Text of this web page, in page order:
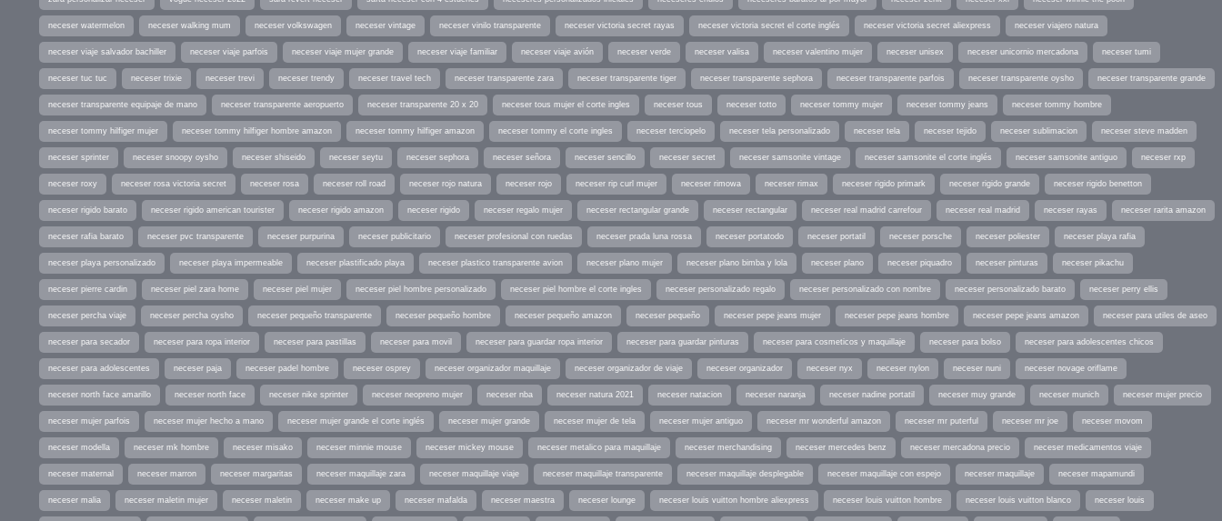
neceser watermelon neceser walking mum neceser volkswagen neceser vintage neceser vinilo transparente neceser victoria secret rayas neceser victoria secret el corte inglés neceser victoria secret aliexpress neceser viajero natura
neceser viaje salvador bachiller neceser viaje parfois neceser viaje mujer grande neceser viaje familiar neceser viaje avión neceser verde neceser valisa neceser valentino mujer neceser unisex neceser unicornio mercadona neceser tumi
neceser tuc tuc neceser trixie neceser trevi neceser trendy neceser travel tech neceser transparente zara neceser transparente tiger neceser transparente sephora neceser transparente parfois neceser transparente oysho neceser transparente grande
neceser transparente equipaje de mano neceser transparente aeropuerto neceser transparente 20 x 20 neceser tous mujer el corte ingles neceser tous neceser totto neceser tommy mujer neceser tommy jeans neceser tommy hombre
neceser tommy hilfiger mujer neceser tommy hilfiger hombre amazon neceser tommy hilfiger amazon neceser tommy el corte ingles neceser terciopelo neceser tela personalizado neceser tela neceser tejido neceser sublimacion neceser steve madden
neceser sprinter neceser snoopy oysho neceser shiseido neceser seytu neceser sephora neceser señora neceser sencillo neceser secret neceser samsonite vintage neceser samsonite el corte inglés neceser samsonite antiguo neceser rxp
neceser roxy neceser rosa victoria secret neceser rosa neceser roll road neceser rojo natura neceser rojo neceser rip curl mujer neceser rimowa neceser rimax neceser rigido primark neceser rigido grande neceser rigido benetton
neceser rigido barato neceser rigido american tourister neceser rigido amazon neceser rigido neceser regalo mujer neceser rectangular grande neceser rectangular neceser real madrid carrefour neceser real madrid neceser rayas neceser rarita amazon
neceser rafia barato neceser pvc transparente neceser purpurina neceser publicitario neceser profesional con ruedas neceser prada luna rossa neceser portatodo neceser portatil neceser porsche neceser poliester neceser playa rafia
neceser playa personalizado neceser playa impermeable neceser plastificado playa neceser plastico transparente avion neceser plano mujer neceser plano bimba y lola neceser plano neceser piquadro neceser pinturas neceser pikachu
neceser pierre cardin neceser piel zara home neceser piel mujer neceser piel hombre personalizado neceser piel hombre el corte ingles neceser personalizado regalo neceser personalizado con nombre neceser personalizado barato neceser perry ellis
neceser percha viaje neceser percha oysho neceser pequeño transparente neceser pequeño hombre neceser pequeño amazon neceser pequeño neceser pepe jeans mujer neceser pepe jeans hombre neceser pepe jeans amazon neceser para utiles de aseo
neceser para secador neceser para ropa interior neceser para pastillas neceser para movil neceser para guardar ropa interior neceser para guardar pinturas neceser para cosmeticos y maquillaje neceser para bolso neceser para adolescentes chicos
neceser para adolescentes neceser paja neceser padel hombre neceser osprey neceser organizador maquillaje neceser organizador de viaje neceser organizador neceser nyx neceser nylon neceser nuni neceser novage oriflame
neceser north face amarillo neceser north face neceser nike sprinter neceser neopreno mujer neceser nba neceser natura 2021 neceser natacion neceser naranja neceser nadine portatil neceser muy grande neceser munich neceser mujer precio
neceser mujer parfois neceser mujer hecho a mano neceser mujer grande el corte inglés neceser mujer grande neceser mujer de tela neceser mujer antiguo neceser mr wonderful amazon neceser mr puterful neceser mr joe neceser movom
neceser modella neceser mk hombre neceser misako neceser minnie mouse neceser mickey mouse neceser metalico para maquillaje neceser merchandising neceser mercedes benz neceser mercadona precio neceser medicamentos viaje
neceser maternal neceser marron neceser margaritas neceser maquillaje zara neceser maquillaje viaje neceser maquillaje transparente neceser maquillaje desplegable neceser maquillaje con espejo neceser maquillaje neceser mapamundi
neceser malia neceser maletin mujer neceser maletin neceser make up neceser mafalda neceser maestra neceser lounge neceser louis vuitton hombre aliexpress neceser louis vuitton hombre neceser louis vuitton blanco neceser louis